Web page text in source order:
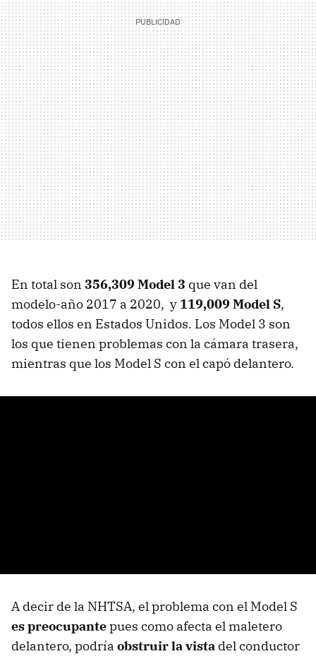
En total son 356,309 Model 3 que van del
modelo-año 2017 a 2020, ​​y 119,009 Model S,
todos ellos en Estados Unidos. Los Model 3 son
los que tienen problemas con la cámara trasera,
mientras que los Model S con el capó delantero.
A decir de la NHTSA, el problema con el Model S
es preocupantepues como afecta el maletero
delantero, podría obstruir la vista del conductor